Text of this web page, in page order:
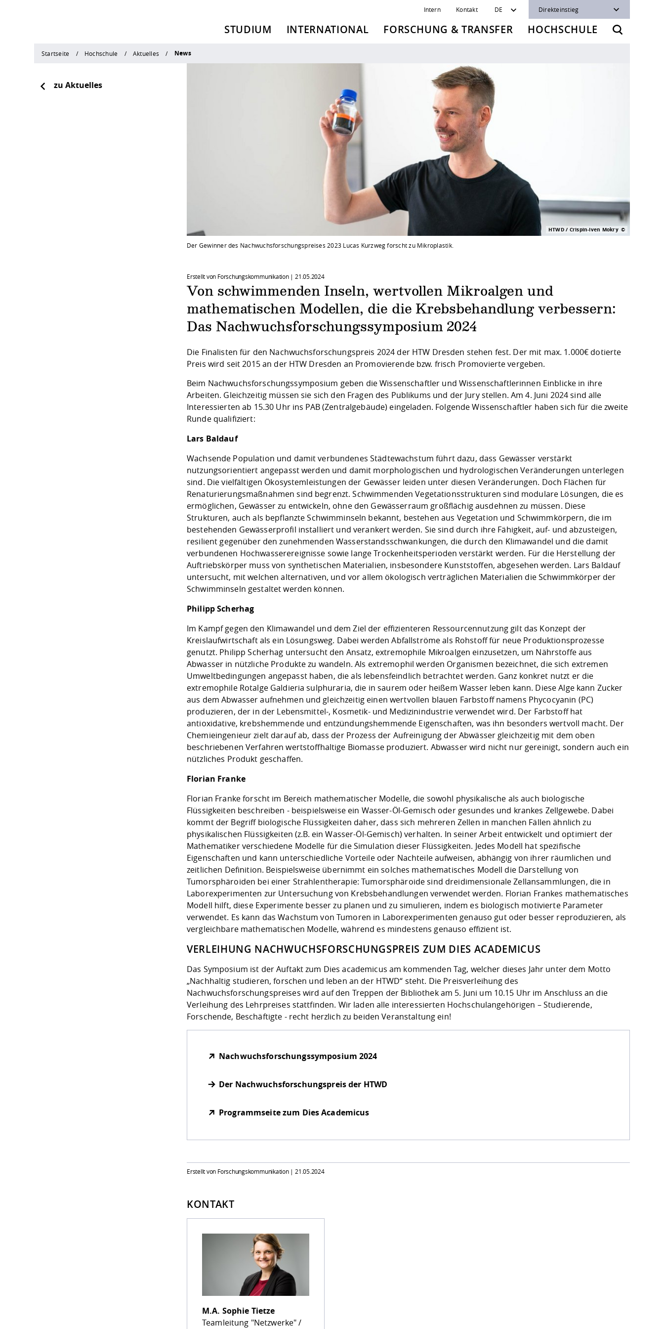
Intern Kontakt DE Direkteinstieg
STUDIUM INTERNATIONAL FORSCHUNG & TRANSFER HOCHSCHULE
Startseite Hochschule Aktuelles News
zu Aktuelles
HTWD / Crispin-Iven Mokry
Der Gewinner des Nachwuchsforschungspreises 2023 Lucas Kurzweg forscht zu Mikroplastik.
Erstellt von Forschungskommunikation | 21.05.2024
Von schwimmenden Inseln, wertvollen Mikroalgen und
mathematischen Modellen, die die Krebsbehandlung verbessern:
Das Nachwuchsforschungssymposium 2024
Die Finalisten für den Nachwuchsforschungspreis 2024 der HTW Dresden stehen fest. Der mit max. 1.000€ dotierte
Preis wird seit 2015 an der HTW Dresden an Promovierende bzw. frisch Promovierte vergeben.
Beim Nachwuchsforschungssymposium geben die Wissenschaftler und Wissenschaftlerinnen Einblicke in ihre
Arbeiten. Gleichzeitig müssen sie sich den Fragen des Publikums und der Jury stellen. Am 4. Juni 2024 sind alle
Interessierten ab 15.30 Uhr ins PAB (Zentralgebäude) eingeladen. Folgende Wissenschaftler haben sich für die zweite
Runde qualifiziert:
Lars Baldauf
Wachsende Population und damit verbundenes Städtewachstum führt dazu, dass Gewässer verstärkt
nutzungsorientiert angepasst werden und damit morphologischen und hydrologischen Veränderungen unterlegen
sind. Die vielfältigen Ökosystemleistungen der Gewässer leiden unter diesen Veränderungen. Doch Flächen für
Renaturierungsmaßnahmen sind begrenzt. Schwimmenden Vegetationsstrukturen sind modulare Lösungen, die es
ermöglichen, Gewässer zu entwickeln, ohne den Gewässerraum großflächig ausdehnen zu müssen. Diese
Strukturen, auch als bepflanzte Schwimminseln bekannt, bestehen aus Vegetation und Schwimmkörpern, die im
bestehenden Gewässerprofil installiert und verankert werden. Sie sind durch ihre Fähigkeit, auf- und abzusteigen,
resilient gegenüber den zunehmenden Wasserstandsschwankungen, die durch den Klimawandel und die damit
verbundenen Hochwasserereignisse sowie lange Trockenheitsperioden verstärkt werden. Für die Herstellung der
Auftriebskörper muss von synthetischen Materialien, insbesondere Kunststoffen, abgesehen werden. Lars Baldauf
untersucht, mit welchen alternativen, und vor allem ökologisch verträglichen Materialien die Schwimmkörper der
Schwimminseln gestaltet werden können.
Philipp Scherhag
Im Kampf gegen den Klimawandel und dem Ziel der effizienteren Ressourcennutzung gilt das Konzept der
Kreislaufwirtschaft als ein Lösungsweg. Dabei werden Abfallströme als Rohstoff für neue Produktionsprozesse
genutzt. Philipp Scherhag untersucht den Ansatz, extremophile Mikroalgen einzusetzen, um Nährstoffe aus
Abwasser in nützliche Produkte zu wandeln. Als extremophil werden Organismen bezeichnet, die sich extremen
Umweltbedingungen angepasst haben, die als lebensfeindlich betrachtet werden. Ganz konkret nutzt er die
extremophile Rotalge Galdieria sulphuraria, die in saurem oder heißem Wasser leben kann. Diese Alge kann Zucker
aus dem Abwasser aufnehmen und gleichzeitig einen wertvollen blauen Farbstoff namens Phycocyanin (PC)
produzieren, der in der Lebensmittel-, Kosmetik- und Medizinindustrie verwendet wird. Der Farbstoff hat
antioxidative, krebshemmende und entzündungshemmende Eigenschaften, was ihn besonders wertvoll macht. Der
Chemieingenieur zielt darauf ab, dass der Prozess der Aufreinigung der Abwässer gleichzeitig mit dem oben
beschriebenen Verfahren wertstoffhaltige Biomasse produziert. Abwasser wird nicht nur gereinigt, sondern auch ein
nützliches Produkt geschaffen.
Florian Franke
Florian Franke forscht im Bereich mathematischer Modelle, die sowohl physikalische als auch biologische
Flüssigkeiten beschreiben - beispielsweise ein Wasser-Öl-Gemisch oder gesundes und krankes Zellgewebe. Dabei
kommt der Begriff biologische Flüssigkeiten daher, dass sich mehreren Zellen in manchen Fällen ähnlich zu
physikalischen Flüssigkeiten (z.B. ein Wasser-Öl-Gemisch) verhalten. In seiner Arbeit entwickelt und optimiert der
Mathematiker verschiedene Modelle für die Simulation dieser Flüssigkeiten. Jedes Modell hat spezifische
Eigenschaften und kann unterschiedliche Vorteile oder Nachteile aufweisen, abhängig von ihrer räumlichen und
zeitlichen Definition. Beispielsweise übernimmt ein solches mathematisches Modell die Darstellung von
Tumorsphäroiden bei einer Strahlentherapie: Tumorsphäroide sind dreidimensionale Zellansammlungen, die in
Laborexperimenten zur Untersuchung von Krebsbehandlungen verwendet werden. Florian Frankes mathematisches
Modell hilft, diese Experimente besser zu planen und zu simulieren, indem es biologisch motivierte Parameter
verwendet. Es kann das Wachstum von Tumoren in Laborexperimenten genauso gut oder besser reproduzieren, als
vergleichbare mathematischen Modelle, während es mindestens genauso effizient ist.
VERLEIHUNG NACHWUCHSFORSCHUNGSPREIS ZUM DIES ACADEMICUS
Das Symposium ist der Auftakt zum Dies academicus am kommenden Tag, welcher dieses Jahr unter dem Motto
„Nachhaltig studieren, forschen und leben an der HTWD“ steht. Die Preisverleihung des
Nachwuchsforschungspreises wird auf den Treppen der Bibliothek am 5. Juni um 10.15 Uhr im Anschluss an die
Verleihung des Lehrpreises stattfinden. Wir laden alle interessierten Hochschulangehörigen – Studierende,
Forschende, Beschäftigte - recht herzlich zu beiden Veranstaltung ein!
Nachwuchsforschungssymposium 2024
Der Nachwuchsforschungspreis der HTWD
Programmseite zum Dies Academicus
Erstellt von Forschungskommunikation | 21.05.2024
KONTAKT
M.A. Sophie Tietze
Teamleitung "Netzwerke" /